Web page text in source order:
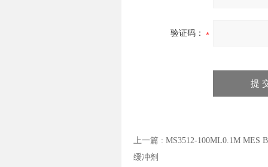
验证码：
上一篇 : MS3512-100ML0.1M MES
缓冲剂